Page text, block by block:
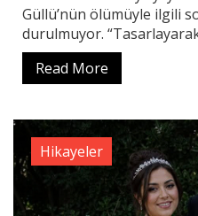
Güllü’nün ölümüyle ilgili
durulmuyor.
Read More
Hikayeler